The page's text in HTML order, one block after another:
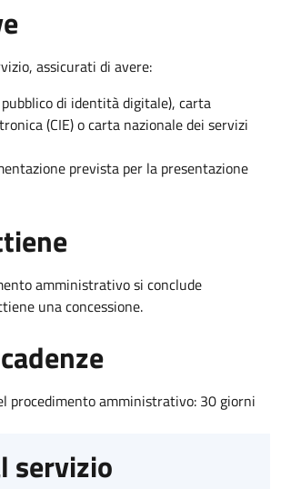
assicurati di avere:
pubblico di identità digitale), carta
(CIE) o carta nazionale dei servizi
prevista per la presentazione
amministrativo si conclude
una concessione.
procedimento amministrativo: 30 giorni
servizio